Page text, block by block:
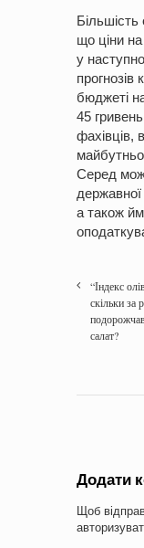
Більшість
що ціни
у
бюджеті
45
фахівців,
Серед
державної
а також
“Індекс
скільки за
салат?
Додати
Щоб